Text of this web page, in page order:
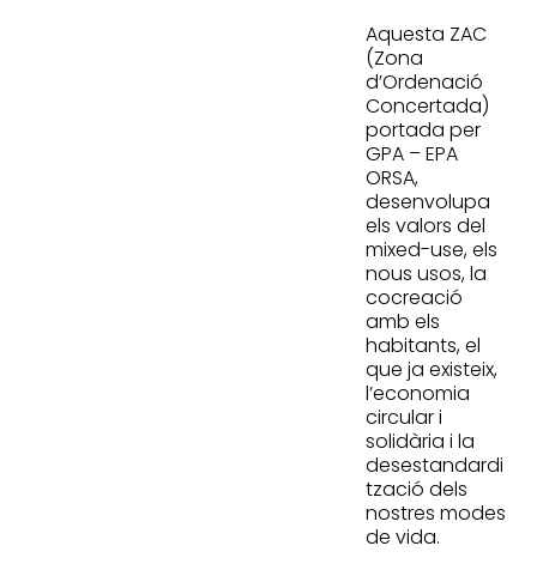
Aquesta ZAC
(Zona
d’Ordenació
Concertada)
portada per
GPA – EPA
ORSA,
desenvolupa
els valors del
mixed-use, els
nous usos, la
cocreació
amb els
habitants, el
que ja existeix,
l’economia
circular i
solidària i la
desestandardi
tzació dels
nostres modes
de vida.